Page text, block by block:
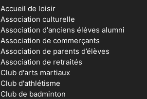
Accueil de loisir
Association culturelle
Association d'anciens éléves alumni
Association de commerçants
Association de parents d’élèves
Association de retraités
Club d'arts martiaux
Club d'athlétisme
Club de badminton